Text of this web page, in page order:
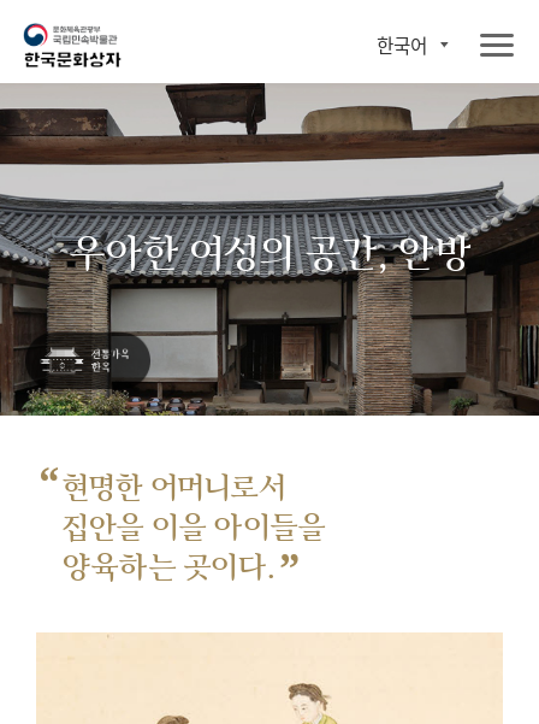
한국어
우아한 여성의 공간, 안방
“현명한 어머니로서
집안을 이을 아이들을
양육하는 곳이다. ”